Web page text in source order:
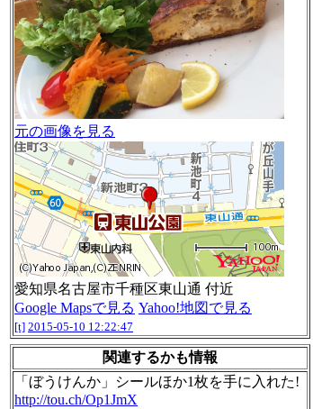
元の画像を見る
愛知県名古屋市千種区東山通 付近
Google Mapsで見る Yahoo!地図で見る
[t] 2015-05-10 12:22:47
関連するかも情報
「ぼうけんか」シールほか1枚を手に入れた!
http://tou.ch/Op1JmX